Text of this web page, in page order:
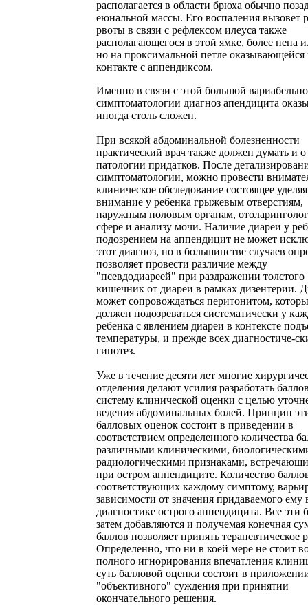
располагается в области брюха обычно
еюнальной массы. Его воспаления вызовет
рвоты в связи с рефлексом илеуса также
располагающегося в этой ямке, более нена
но на проксимальной петле оказывающейся
контакте с аппендиксом.
Именно в связи с этой большой
симптоматологии диагноз апендицита
иногда столь сложен.
При всякой абдоминальной болезненности
практический врач также должен думать и о
патологии придатков. После
симптоматологии, можно провести
клиническое обследование состоящее
внимание у ребенка грыжевым отверстиям,
наружным половым органам,
сфере и анализу мочи. Наличие диареи у
подозрением на аппендицит не может
этот диагноз, но в большинстве случаев
позволяет провести различие между
"псевдодиареей" при раздражении толстого
кишечник от диареи в рамках дизентерии.
может сопровождаться перитонитом,
должен подозреваться систематически у
ребенка с явлением диареи в контексте
температуры, и прежде всех диагностиче-
гипотез.
Уже в течение десяти лет многие
отделения делают усилия разработать
систему клинической оценки с целью
ведения абдоминальных болей. Принцип
балловых оценок состоит в приведении в
соответствием определенного количества
различными клиническими,
радиологическими признаками,
при остром аппендиците. Количество
соответствующих каждому симптому,
зависимости от значения придаваемого ему
диагностике острого аппендицита. Все эти
затем добавляются и получемая конечная
баллов позволяет принять терапевтическое
Определенно, что ни в коей мере не стоит
полного игнорирования впечатления
суть балловой оценки состоит в
"объективного" суждения при принятии
окончательного решения.